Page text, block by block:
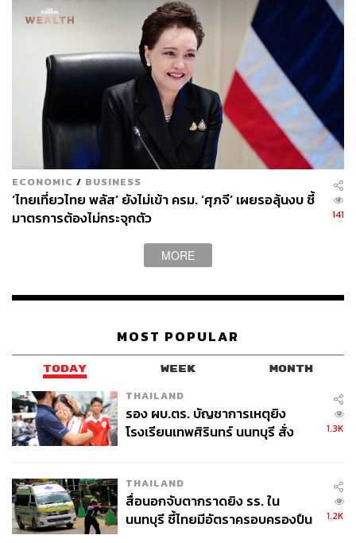
สามารถติดตาม THE STANDARD WEALTH
ผ่านแอปพลิเคชันต่างๆ ที่คุณสะดวกหรือใช้งานอยู่แล้วได้เลย
TAGS: USA เงินฝาก
Silicon Valley Bank (SVB)
สถาบันคุ้มครองเงินฝากสหรัฐฯ (FDIC)
วิกฤตธนาคาร
ABOUT THE AUTHOR
วาราดา ทองจำนงค์
Content Creator สำนักข่าว THE
ECONOMIC / BUSINESS
‘ไทยเที่ยวไทย พลัส’ ยังไม่เข้า ครม. ‘ศุภจี’ เผยรอลุ้นงบ ชี้
มาตรการต้องไม่กระจุกตัว
141
MORE
MOST POPULAR
TODAY WEEK MONTH
THAILAND
รอง ผบ.ตร. บัญชาการเหตุยิง
โรงเรียนเทพศิรินทร์ นนทบุรี สั่ง
1.3K
THAILAND
สื่อนอกจับตากราดยิง รร. ใน
นนทบุรี ชี้ไทยมีอัตราครอบครองปืน
1.2K